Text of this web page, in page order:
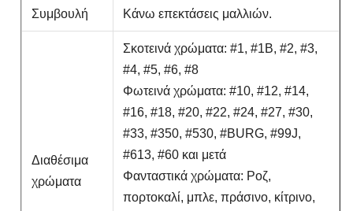
Συμβουλή Κάνω επεκτάσεις μαλλιών.
Διαθέσιμα
χρώματα
Σκοτεινά χρώματα: #1, #1B, #2, #3,
#4, #5, #6, #8
Φωτεινά χρώματα: #10, #12, #14,
#16, #18, #20, #22, #24, #27, #30,
#33, #350, #530, #BURG, #99J,
#613, #60 και μετά
Φανταστικά χρώματα: Ροζ,
πορτοκαλί, μπλε, πράσινο, κίτρινο,